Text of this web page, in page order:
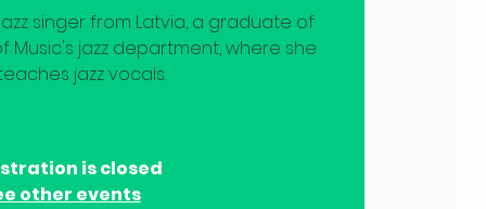
singer from Latvia, a graduate of
Music's jazz department, where she
jazz vocals.
is closed
other events